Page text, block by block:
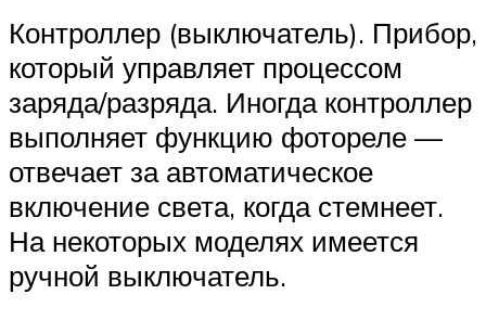
Контроллер (выключатель). Прибор,
который управляет процессом
заряда/разряда. Иногда контроллер
выполняет функцию фотореле —
отвечает за автоматическое
включение света, когда стемнеет.
На некоторых моделях имеется
ручной выключатель.